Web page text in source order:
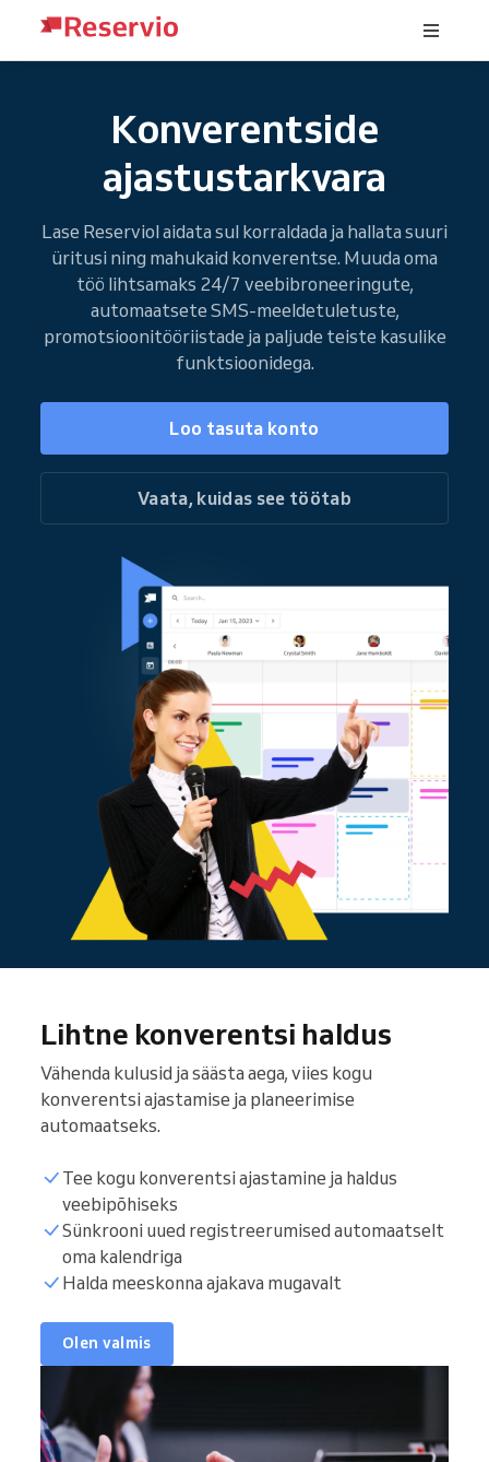
Konverentside
ajastustarkvara
Lase Reserviol aidata sul korraldada ja hallata suuri
üritusi ning mahukaid konverentse. Muuda oma
töö lihtsamaks 24/7 veebibroneeringute,
automaatsete SMS-meeldetuletuste,
promotsioonitööriistade ja paljude teiste kasulike
funktsioonidega.
Loo tasuta konto
Vaata, kuidas see töötab
Lihtne konverentsi haldus
Vähenda kulusid ja säästa aega, viies kogu
konverentsi ajastamise ja planeerimise
automaatseks.
Tee kogu konverentsi ajastamine ja haldus
veebipõhiseks
Sünkrooni uued registreerumised automaatselt
oma kalendriga
Halda meeskonna ajakava mugavalt
Olen valmis